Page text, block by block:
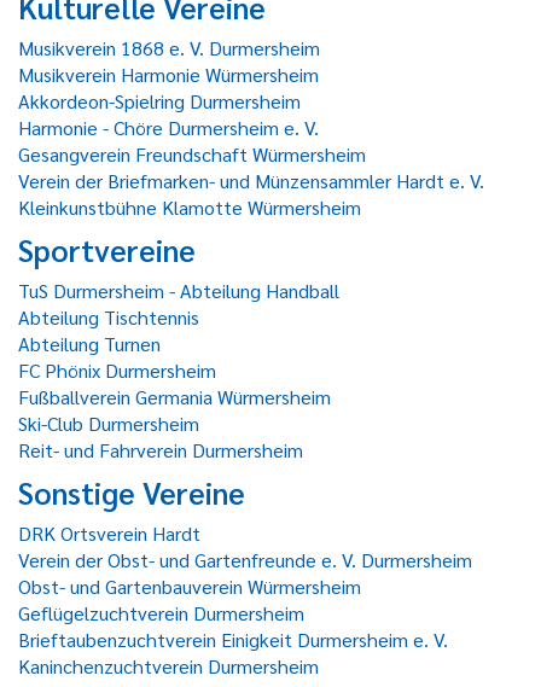
Musikverein 1868 e. V. Durmersheim
Musikverein Harmonie Würmersheim
Akkordeon-Spielring Durmersheim
Harmonie - Chöre Durmersheim e. V.
Gesangverein Freundschaft Würmersheim
Verein der Briefmarken- und Münzensammler Hardt e. V.
Kleinkunstbühne Klamotte Würmersheim
Sportvereine
TuS Durmersheim - Abteilung Handball
Abteilung Tischtennis
Abteilung Turnen
FC Phönix Durmersheim
Fußballverein Germania Würmersheim
Ski-Club Durmersheim
Reit- und Fahrverein Durmersheim
Sonstige Vereine
DRK Ortsverein Hardt
Verein der Obst- und Gartenfreunde e. V. Durmersheim
Obst- und Gartenbauverein Würmersheim
Geflügelzuchtverein Durmersheim
Brieftaubenzuchtverein Einigkeit Durmersheim e. V.
Kaninchenzuchtverein Durmersheim